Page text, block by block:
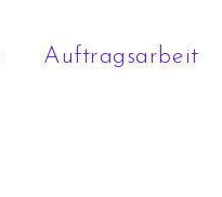
Auftragsarbeit